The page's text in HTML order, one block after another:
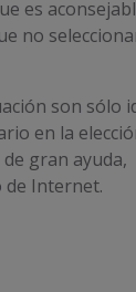
es
no
son sólo
en la
gran ayuda,
de Internet.